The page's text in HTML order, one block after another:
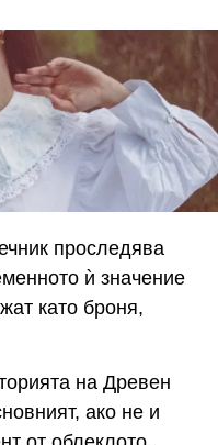
проследява
ѝ значение
като броня,
на Древен
ако не и